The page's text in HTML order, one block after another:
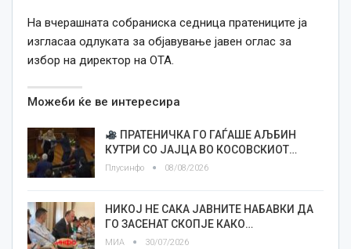
На вчерашната собраниска седница пратениците ја
изгласаа одлуката за објавување јавен оглас за
избор на директор на ОТА.
Можеби ќе ве интересира
ПРАТЕНИЧКА ГО ГАЃАШЕ АЉБИН
КУТРИ СО ЈАЈЦА ВО КОСОВСКИОТ…
Плусинфо 08/08/2026
НИКОЈ НЕ САКА ЈАВНИТЕ НАБАВКИ ДА
ГО ЗАСЕНАТ СКОПЈЕ КАКО…
МИА 30/07/2026